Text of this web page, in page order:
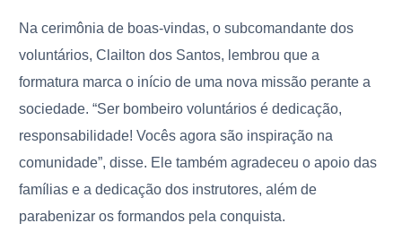
Na cerimônia de boas-vindas, o subcomandante dos
voluntários, Clailton dos Santos, lembrou que a
formatura marca o início de uma nova missão perante a
sociedade. “Ser bombeiro voluntários é dedicação,
responsabilidade! Vocês agora são inspiração na
comunidade”, disse. Ele também agradeceu o apoio das
famílias e a dedicação dos instrutores, além de
parabenizar os formandos pela conquista.